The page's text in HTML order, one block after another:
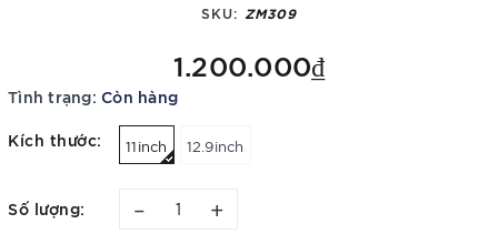
SKU: ZM309
1.200.000₫
Tình trạng: Còn hàng
Kích thước: 11inch 12.9inch
Số lượng: – +